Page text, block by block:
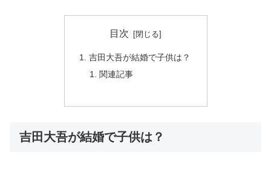
目次
吉田大吾が結婚で子供は？
関連記事
吉田大吾が結婚で子供は？